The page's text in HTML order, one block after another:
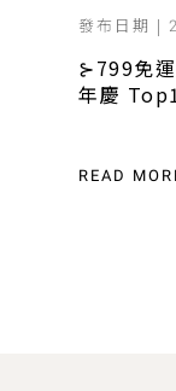
發布日期 |
⊱799免
年慶
READ